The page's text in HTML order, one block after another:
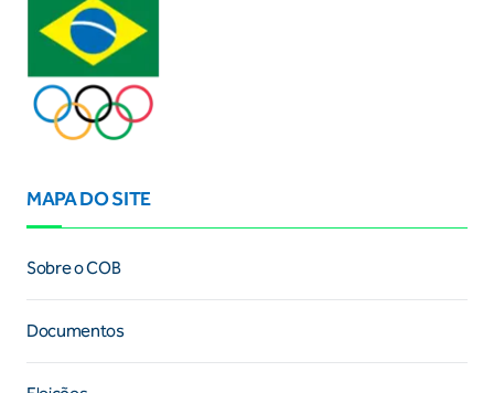
MAPA DO SITE
Sobre o COB
Documentos